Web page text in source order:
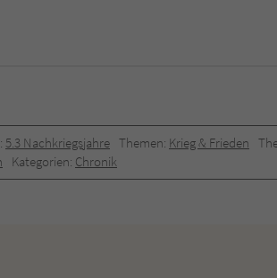
5.3 Nachkriegsjahre Themen: Krieg & Frieden
Kategorien: Chronik